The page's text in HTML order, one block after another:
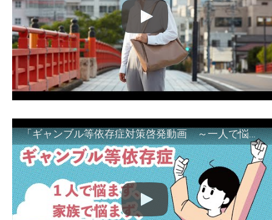
「ギャンブル等依存症対策啓発動画 ～一人で悩まず、家族で悩まず、まず！相談機関へ～」